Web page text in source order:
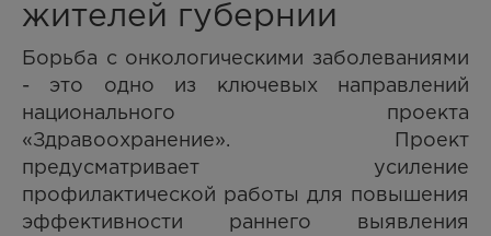
жителей губернии
Борьба с онкологическими заболеваниями
- это одно из ключевых направлений
национального проекта
«Здравоохранение». Проект
предусматривает усиление
профилактической работы для повышения
эффективности раннего выявления